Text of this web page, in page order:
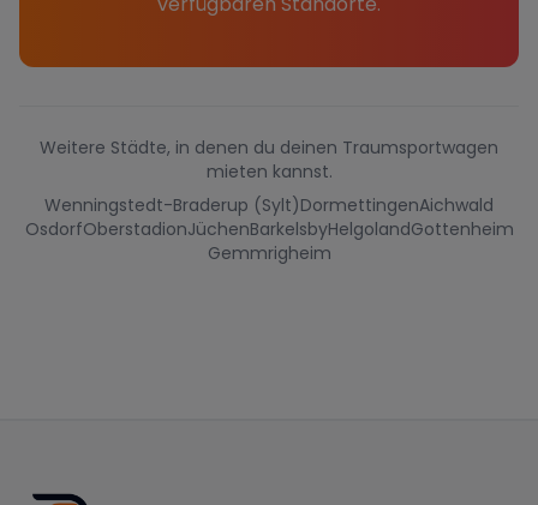
Weitere Städte, in denen du deinen Traumsportwagen
mieten kannst.
Wenningstedt-Braderup (Sylt)DormettingenAichwald
OsdorfOberstadionJüchenBarkelsbyHelgolandGottenheim
Gemmrigheim